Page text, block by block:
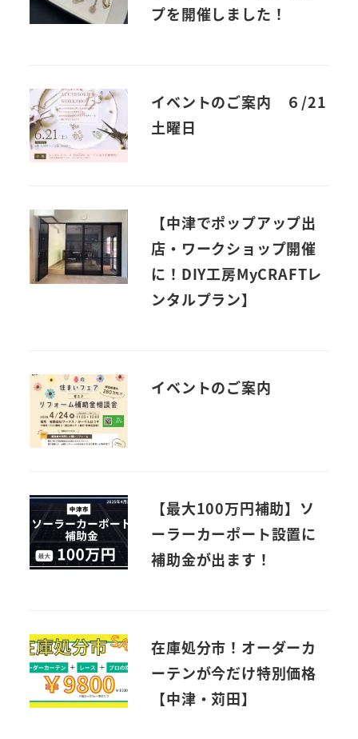
プを開催しました！
イベントのご案内 ６/21
土曜日
【中津でポップアップ出
店・ワークショップ開催
に！DIY工房MyCRAFTレ
ンタルプラン】
イベントのご案内
【最大100万円補助】ソ
ーラーカーポート設置に
補助金が出ます！
在庫処分市！オーダーカ
ーテンが今だけ特別価格
【中津・苅田】